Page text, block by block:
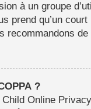
à un groupe
prend qu’un
recommandons de
?
Child Online